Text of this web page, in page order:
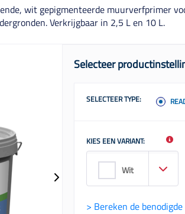
wit gepigmenteerde muurverfprimer
Verkrijgbaar in 2,5 L en 10 L.
Selecteer
SELECTEER TYPE:
KIES EEN VARIANT:
Wit
> Bereken de